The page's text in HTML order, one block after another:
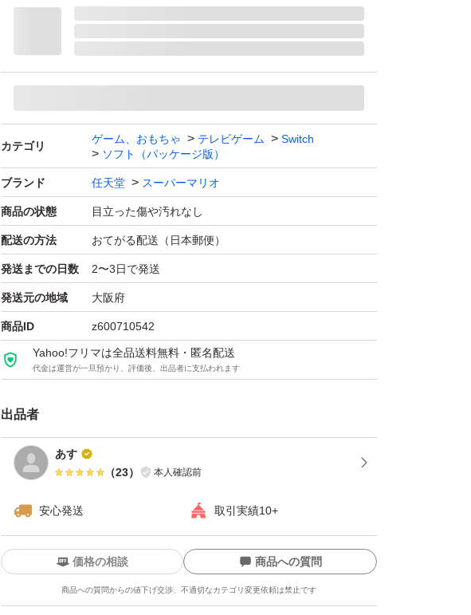
カテゴリ
ゲーム、おもちゃ テレビゲーム
Switch
ソフト（パッケージ版）
ブランド 任天堂 スーパーマリオ
商品の状態 目立った傷や汚れなし
配送の方法 おてがる配送（日本郵便）
発送までの日数 2〜3日で発送
発送元の地域 大阪府
商品ID z600710542
Yahoo!フリマは全品送料無料・匿名配送
代金は運営が一旦預かり、評価後、出品者に支払われます
出品者
あす
（23） 本人確認前
安心発送 取引実績10+
価格の相談 商品への質問
商品への質問からの値下げ交渉、不適切なカテゴリ変更依頼は禁止です